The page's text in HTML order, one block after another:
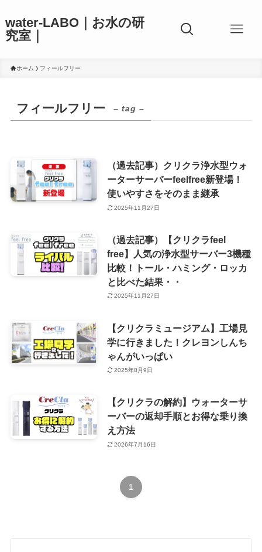
water-LABO｜お水の研
究室｜
ホーム フィールフリー
フィールフリー – tag –
（過去記事）クリクラ浄水型ウォ
ーターサーバーfeelfree新登場！
使いやすさをそのまま継承
2025年11月27日
（過去記事）【クリクラfeel
free】人気の浄水型サーバー3機種
比較！トール・ハミング・ロッカ
と比べた結果・・
2025年11月27日
【クリクラミュージアム】工場見
学に行きました！クレヨンしんち
ゃんがいっぱい
2025年8月9日
【クリクラの解約】ウォーターサ
ーバーの返却手順とお得な乗り換
え方法
2026年7月16日
1